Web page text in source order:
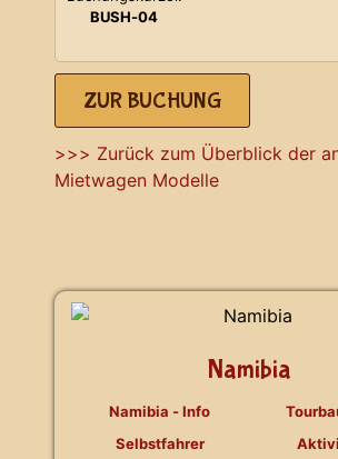
BUSH-04
ZUR BUCHUNG
>>> Zurück zum Überblick der
Mietwagen Modelle
Namibia
Namibia - Info
Selbstfahrer